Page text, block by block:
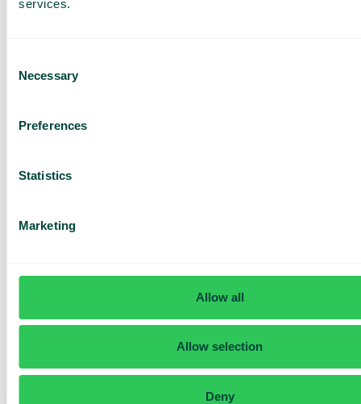
services.
Selection
Necessary
Preferences
Statistics
Marketing
Allow all
Allow selection
Deny
Med Daily Cost Control kan du som kund hålla bättre koll på